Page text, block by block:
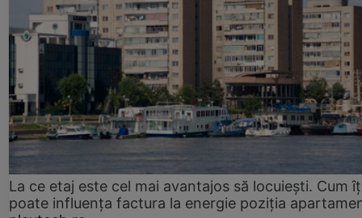
La ce etaj este cel mai avantajos să locuiești. Cum
poate influența factura la energie poziția